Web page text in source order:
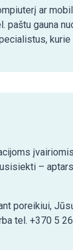
ar
gauna
–
poreikiui,
tel. +370 5